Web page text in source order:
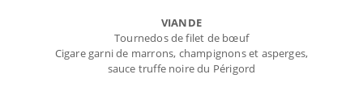
VIANDE
Tournedos de filet de bœuf
Cigare garni de marrons, champignons et asperges,
sauce truffe noire du Périgord